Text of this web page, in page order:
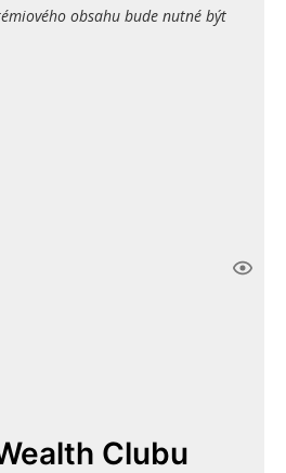
obsahu bude nutné být
Clubu